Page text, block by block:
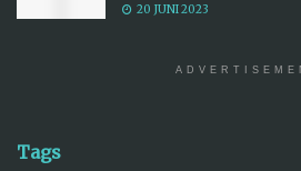
20 JUNI 2023
Tags